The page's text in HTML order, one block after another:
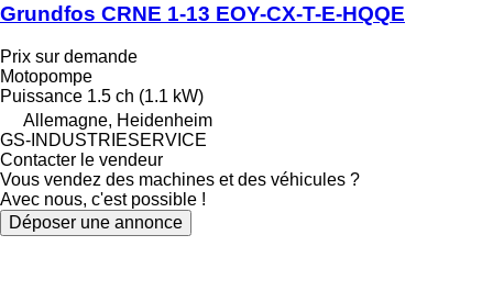
Grundfos CRNE 1-13 EOY-CX-T-E-HQQE
Prix sur demande
Motopompe
Puissance 1.5 ch (1.1 kW)
Allemagne, Heidenheim
GS-INDUSTRIESERVICE
Contacter le vendeur
Vous vendez des machines et des véhicules ?
Avec nous, c'est possible !
Déposer une annonce